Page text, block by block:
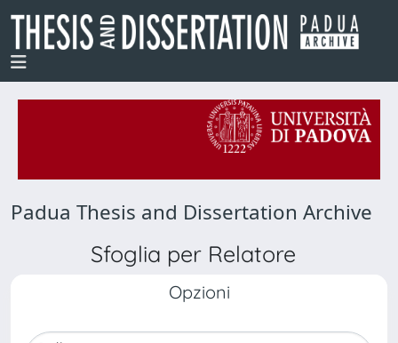
Padua Thesis and Dissertation Archive
Sfoglia per Relatore
Opzioni